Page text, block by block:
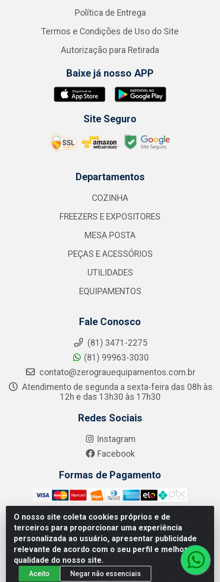
O nosso site coleta cookies próprios e de
terceiros para proporcionar uma experiência
personalizada ao usuário, apresentar publicidade
relevante de acordo com o seu perfil e melhorar a
qualidade do nosso site.
Aceito Negar não essenciais
Política de Entrega
Termos e Condições de Uso do Site
Autorização para Retirada
Baixe já nosso APP
Site Seguro
Departamentos
COZINHA
FREEZERS E EXPOSITORES
MESA POSTA
PEÇAS E ACESSÓRIOS
UTILIDADES
EQUIPAMENTOS
Fale Conosco
(81) 3471-2275
(81) 99963-3030
contato@zerograuequipamentos.com.br
Atendimento de segunda a sexta-feira das 08h às
12h e das 13h30 às 17h30
Redes Sociais
Instagram
Facebook
Formas de Pagamento
Zero Grau - Rua Jean Emile Favre, 746 - Ipsep, Recife/PE -
CEP 51.190-450 - CNPJ 09.132.989/0001-61